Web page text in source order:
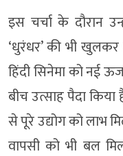
इस चर्चा के दौरान
‘धुरंधर’ की भी
हिंदी सिनेमा को नई
बीच उत्साह पैदा
से पूरे उद्योग को लाभ
वापसी को भी बल